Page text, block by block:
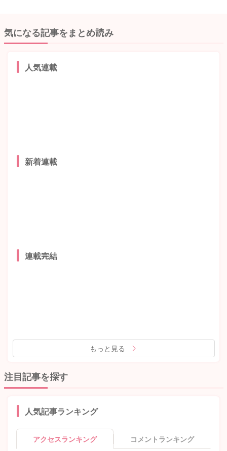
気になる記事をまとめ読み
人気連載
新着連載
連載完結
もっと見る
注目記事を探す
人気記事ランキング
アクセスランキング コメントランキング